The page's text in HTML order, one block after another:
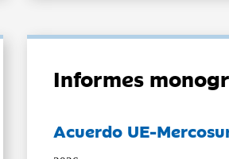
Informes
Acuerdo UE-